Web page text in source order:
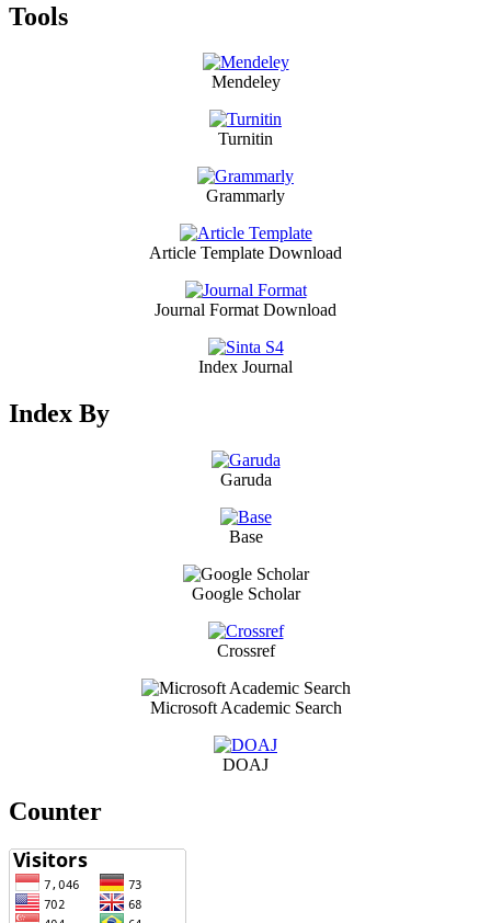
Tools
Mendeley
Turnitin
Grammarly
Article Template Download
Journal Format Download
Index Journal
Index By
Garuda
Base
Google Scholar
Crossref
Microsoft Academic Search
DOAJ
Counter